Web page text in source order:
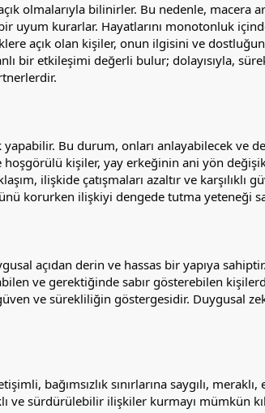
olmalarıyla bilinirler. Bu nedenle, macera
uyum kurarlar. Hayatlarını monotonluk
açık olan kişiler, onun ilgisini ve
bir etkileşimi değerli bulur; dolayısıyla,
Bu durum, onları anlayabilecek ve
hoşgörülü kişiler, yay erkeğinin ani yön
ilişkide çatışmaları azaltır ve karşılıklı
korurken ilişkiyi dengede tutma yeteneği
açıdan derin ve hassas bir yapıya
ve gerektiğinde sabır gösterebilen
ve sürekliliğin göstergesidir. Duygusal
bağımsızlık sınırlarına saygılı,
ve sürdürülebilir ilişkiler kurmayı mümkün